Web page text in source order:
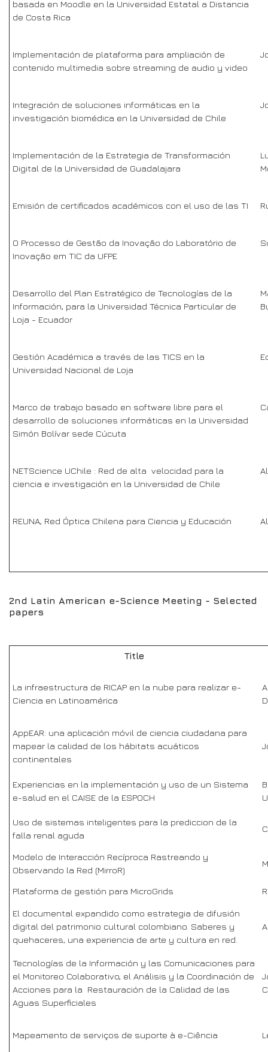
basada en Moodle en la Universidad Estatal a Distancia
de Costa Rica
Implementación de plataforma para ampliación de
contenido multimedia sobre streaming de audio y video
Integración de soluciones informáticas en la
investigación biomédica en la Universidad de Chile
Implementación de la Estrategia de Transformación
Digital de la Universidad de Guadalajara
Emisión de certificados académicos con el uso de las TI
O Processo de Gestão da Inovação do Laboratório de
Inovação em TIC da UFPE
Desarrollo del Plan Estratégico de Tecnologías de la
Información, para la Universidad Técnica Particular de
Loja - Ecuador
Gestión Académica a través de las TICS en la
Universidad Nacional de Loja
Marco de trabajo basado en software libre para el
desarrollo de soluciones informáticas en la Universidad
Simón Bolívar sede Cúcuta
NETScience UChile : Red de alta velocidad para la
ciencia e investigación en la Universidad de Chile
REUNA, Red Óptica Chilena para Ciencia y Educación
2nd Latin American e-Science Meeting - Selected
papers
Title
La infraestructura de RICAP en la nube para realizar e-
Ciencia en Latinoamérica
AppEAR: una aplicación móvil de ciencia ciudadana para
mapear la calidad de los hábitats acuáticos
continentales
Experiencias en la implementación y uso de un Sistema
e-salud en el CAISE de la ESPOCH
Uso de sistemas inteligentes para la prediccion de la
falla renal aguda
Modelo de Interacción Recíproca Rastreando y
Observando la Red (MirroR)
Plataforma de gestión para MicroGrids
El documental expandido como estrategia de difusión
digital del patrimonio cultural colombiano. Saberes y
quehaceres, una experiencia de arte y cultura en red.
Tecnologías de la Información y las Comunicaciones para
el Monitoreo Colaborativo, el Análisis y la Coordinación de
Acciones para la Restauración de la Calidad de las
Aguas Superficiales
Mapeamento de serviços de suporte à e-Ciência